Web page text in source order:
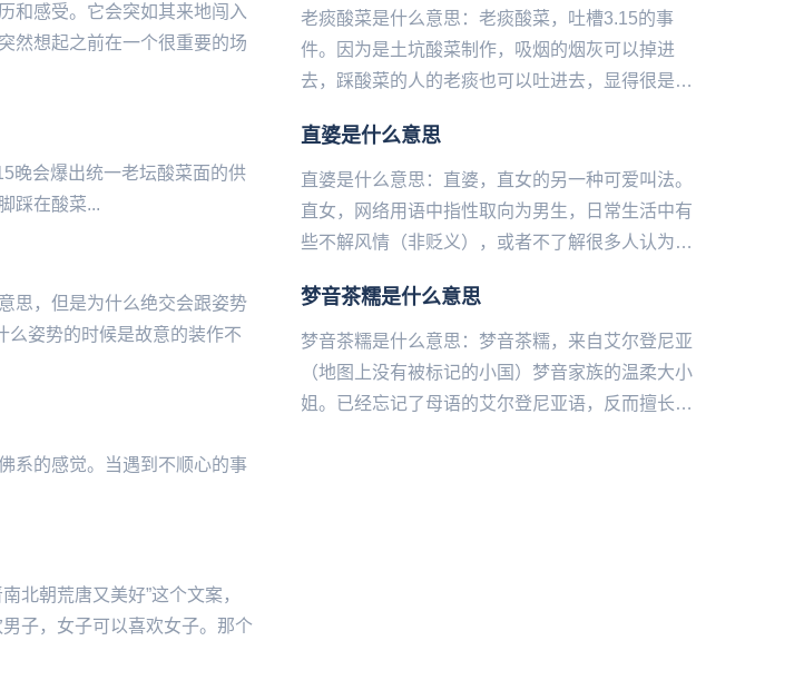
和感受。它会突如其来地闯入
然想起之前在一个很重要的场
晚会爆出统一老坛酸菜面的供
踩在酸菜...
思，但是为什么绝交会跟姿势
么姿势的时候是故意的装作不
系的感觉。当遇到不顺心的事
北朝荒唐又美好”这个文案，
子，女子可以喜欢女子。那个
老痰酸菜是什么意思：老痰酸菜，吐槽‌‌‌‌‌3.15的事
件。因为是土坑酸菜制作，吸烟的烟灰可以掉进
去，踩酸菜的人的老痰也可以吐进去，显得很是恶
直婆是什么意思
直婆是什么意思：直婆，直女的另‌‌‌‌‌‌‌‌‌‌一种可爱叫法。
直女，网络用语中指‌‌‌‌‌‌‌‌‌‌‌性取向为男生，日常生活中有
些不解风情（非贬义），或者不了解很多人认为女
梦音茶糯是什么意思
梦音茶糯是什么意思：梦音茶糯，来自艾尔登尼亚
（地图上没有被标记的小国）梦音家族的温柔大小
姐。已经忘记了母语的艾尔登尼亚语，反而擅长中